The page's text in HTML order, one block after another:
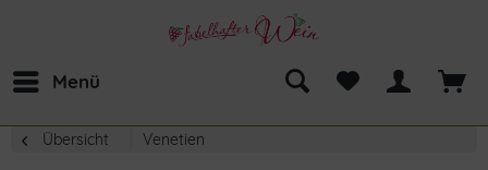
Menü
Übersicht Venetien